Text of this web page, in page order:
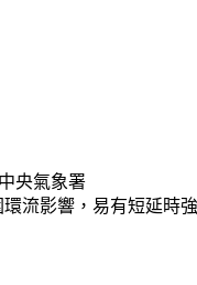
央氣象署
流影響，易有短延時